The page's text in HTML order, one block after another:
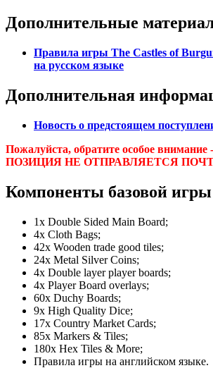
Дополнительные
Правила игры The Castles of
на русском языке
Дополнительная
Новость о предстоящем
Пожалуйста, обратите особое
ПОЗИЦИЯ НЕ ОТПРАВЛЯЕТСЯ
Компоненты базовой игры
1x Double Sided Main Board;
4x Cloth Bags;
42x Wooden trade good tiles;
24x Metal Silver Coins;
4x Double layer player boards;
4x Player Board overlays;
60x Duchy Boards;
9x High Quality Dice;
17x Country Market Cards;
85x Markers & Tiles;
180x Hex Tiles & More;
Правила игры на английском языке.